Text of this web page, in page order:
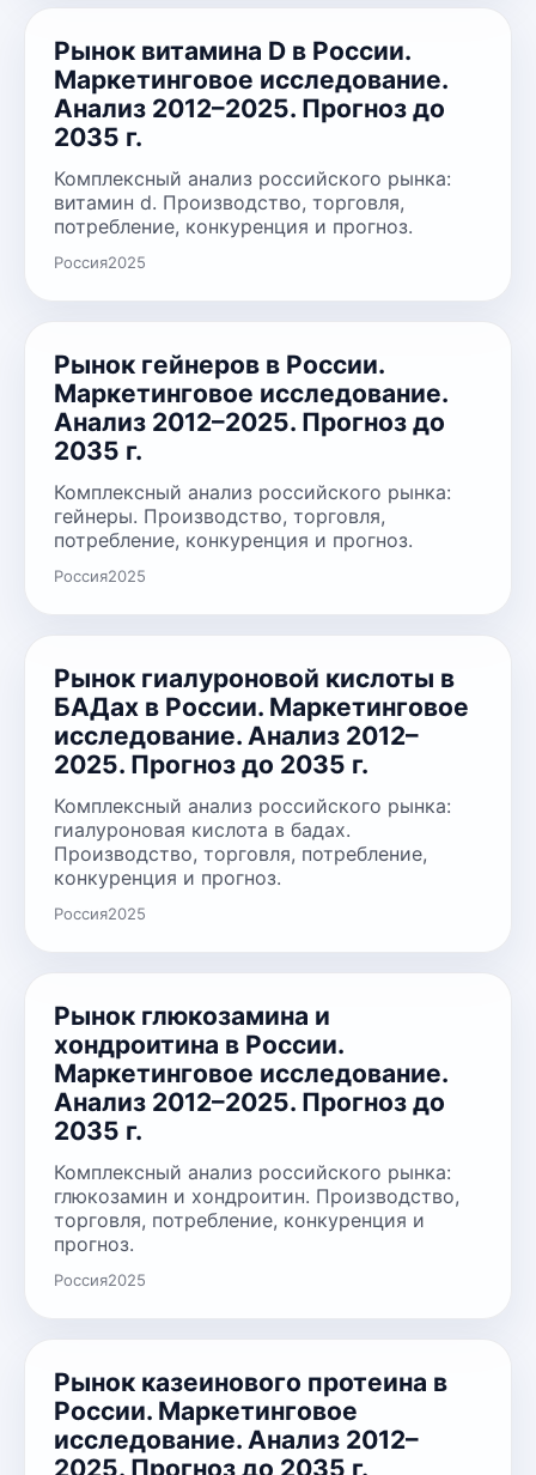
Рынок витамина D в России.
Маркетинговое исследование.
Анализ 2012–2025. Прогноз до
2035 г.
Комплексный анализ российского рынка:
витамин d. Производство, торговля,
потребление, конкуренция и прогноз.
Россия2025
Рынок гейнеров в России.
Маркетинговое исследование.
Анализ 2012–2025. Прогноз до
2035 г.
Комплексный анализ российского рынка:
гейнеры. Производство, торговля,
потребление, конкуренция и прогноз.
Россия2025
Рынок гиалуроновой кислоты в
БАДах в России. Маркетинговое
исследование. Анализ 2012–
2025. Прогноз до 2035 г.
Комплексный анализ российского рынка:
гиалуроновая кислота в бадах.
Производство, торговля, потребление,
конкуренция и прогноз.
Россия2025
Рынок глюкозамина и
хондроитина в России.
Маркетинговое исследование.
Анализ 2012–2025. Прогноз до
2035 г.
Комплексный анализ российского рынка:
глюкозамин и хондроитин. Производство,
торговля, потребление, конкуренция и
прогноз.
Россия2025
Рынок казеинового протеина в
России. Маркетинговое
исследование. Анализ 2012–
2025. Прогноз до 2035 г.